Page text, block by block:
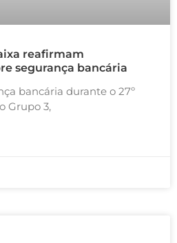
reafirmam
segurança bancária
bancária durante o 27º
Grupo 3,